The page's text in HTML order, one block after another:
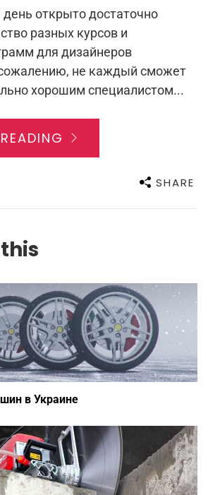
открыто достаточно
разных курсов и
для дизайнеров
сожалению, не каждый сможет
хорошим специалистом...
SHARE
в Украине